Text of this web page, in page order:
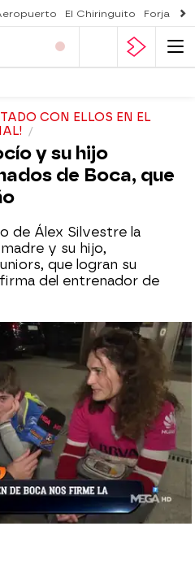
El Chiringuito Forjado
CON ELLOS EN EL
y su hijo
de Boca, que
de Álex Silvestre la
y su hijo,
que logran su
del entrenador de
de 2018, 06:00
de 2018, 02:24